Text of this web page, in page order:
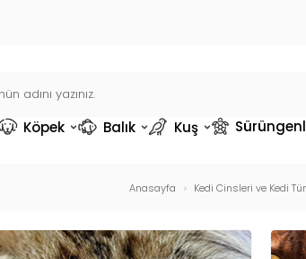
Köpek Balık Kuş
Anasayfa Kedi Cinsleri ve Kedi